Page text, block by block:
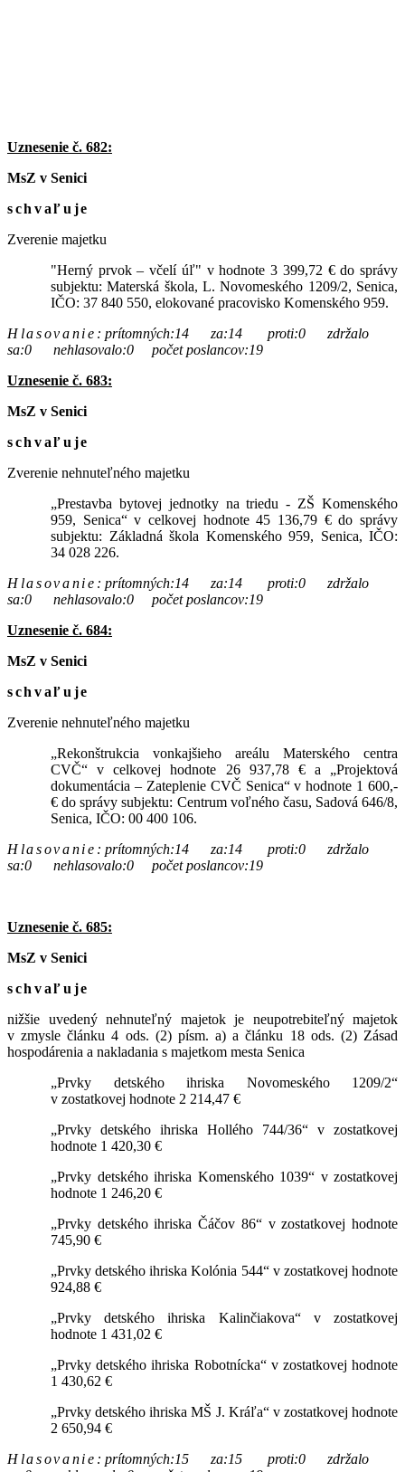
Uznesenie č. 682:
MsZ v Senici
schvaľuje
Zverenie majetku
"Herný prvok – včelí úľ" v hodnote 3 399,72 € do správy
subjektu: Materská škola, L. Novomeského 1209/2, Senica,
IČO: 37 840 550, elokované pracovisko Komenského 959.
Hlasovanie : prítomných:14 za:14 proti:0 zdržalo
sa:0 nehlasovalo:0 počet poslancov:19
Uznesenie č. 683:
MsZ v Senici
schvaľuje
Zverenie nehnuteľného majetku
„Prestavba bytovej jednotky na triedu - ZŠ Komenského
959, Senica“ v celkovej hodnote 45 136,79 € do správy
subjektu: Základná škola Komenského 959, Senica, IČO:
34 028 226.
Hlasovanie : prítomných:14 za:14 proti:0 zdržalo
sa:0 nehlasovalo:0 počet poslancov:19
Uznesenie č. 684:
MsZ v Senici
schvaľuje
Zverenie nehnuteľného majetku
„Rekonštrukcia vonkajšieho areálu Materského centra
CVČ“ v celkovej hodnote 26 937,78 € a „Projektová
dokumentácia – Zateplenie CVČ Senica“ v hodnote 1 600,-
€ do správy subjektu: Centrum voľného času, Sadová 646/8,
Senica, IČO: 00 400 106.
Hlasovanie : prítomných:14 za:14 proti:0 zdržalo
sa:0 nehlasovalo:0 počet poslancov:19
Uznesenie č. 685:
MsZ v Senici
schvaľuje
nižšie uvedený nehnuteľný majetok je neupotrebiteľný majetok
v zmysle článku 4 ods. (2) písm. a) a článku 18 ods. (2) Zásad
hospodárenia a nakladania s majetkom mesta Senica
„Prvky detského ihriska Novomeského 1209/2“
v zostatkovej hodnote 2 214,47 €
„Prvky detského ihriska Hollého 744/36“ v zostatkovej
hodnote 1 420,30 €
„Prvky detského ihriska Komenského 1039“ v zostatkovej
hodnote 1 246,20 €
„Prvky detského ihriska Čáčov 86“ v zostatkovej hodnote
745,90 €
„Prvky detského ihriska Kolónia 544“ v zostatkovej hodnote
924,88 €
„Prvky detského ihriska Kalinčiakova“ v zostatkovej
hodnote 1 431,02 €
„Prvky detského ihriska Robotnícka“ v zostatkovej hodnote
1 430,62 €
„Prvky detského ihriska MŠ J. Kráľa“ v zostatkovej hodnote
2 650,94 €
Hlasovanie : prítomných:15 za:15 proti:0 zdržalo